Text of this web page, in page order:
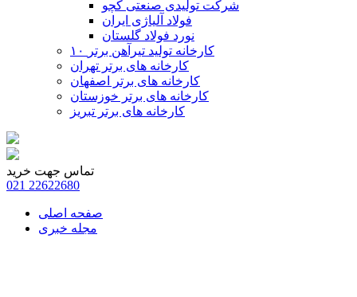
شرکت تولیدی صنعتی کچو
فولاد آلیاژی ایران
نورد فولاد گلستان
۱۰ کارخانه تولید تیرآهن برتر
کارخانه های برتر تهران
کارخانه های برتر اصفهان
کارخانه های برتر خوزستان
کارخانه های برتر تبریز
تماس جهت خرید
021 22622680
صفحه اصلی
مجله خبری